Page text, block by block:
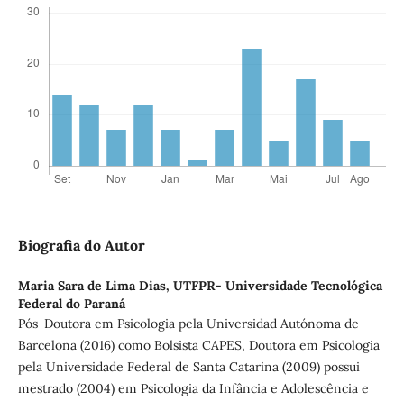
Biografia do Autor
Maria Sara de Lima Dias, UTFPR- Universidade Tecnológica
Federal do Paraná
Pós-Doutora em Psicologia pela Universidad Autónoma de
Barcelona (2016) como Bolsista CAPES, Doutora em Psicologia
pela Universidade Federal de Santa Catarina (2009) possui
mestrado (2004) em Psicologia da Infância e Adolescência e